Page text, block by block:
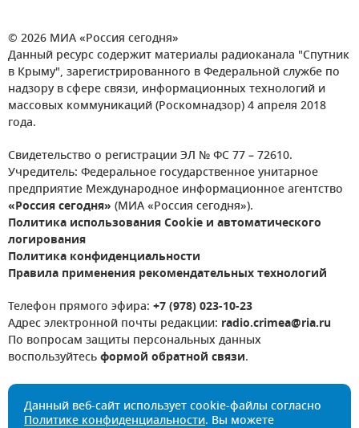
© 2026 МИА «Россия сегодня»
Данный ресурс содержит материалы радиоканала "Спутник
в Крыму", зарегистрированного в Федеральной службе по
надзору в сфере связи, информационных технологий и
массовых коммуникаций (Роскомнадзор) 4 апреля 2018
года.
Свидетельство о регистрации ЭЛ № ФС 77 – 72610.
Учредитель: Федеральное государственное унитарное
предприятие Международное информационное агентство
«Россия сегодня» (МИА «Россия сегодня»).
Политика использования Cookie и автоматического
логирования
Политика конфиденциальности
Правила применения рекомендательных технологий
Телефон прямого эфира: +7 (978) 023-10-23
Адрес электронной почты редакции: radio.crimea@ria.ru
По вопросам защиты персональных данных
воспользуйтесьформой обратной связи.
Данный веб-сайт использует cookie-файлы согласно
Политике конфиденциальности. Вы можете